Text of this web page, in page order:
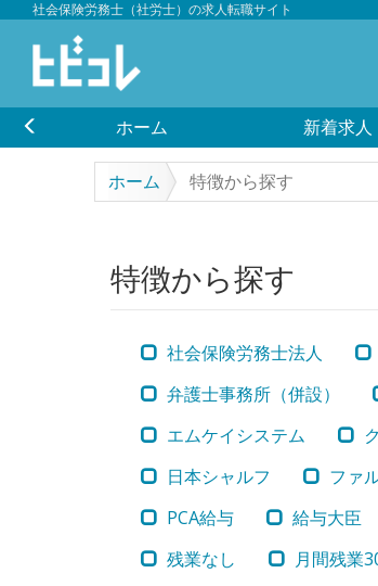
社会保険労務士（社労士）の求人転職サイト
ホーム 新着求人
ホーム 特徴から探す
特徴から探す
社会保険労務士法人
弁護士事務所（併設）
エムケイシステム
日本シャルフ
ファ
PCA給与
給与大臣
残業なし
月間残業